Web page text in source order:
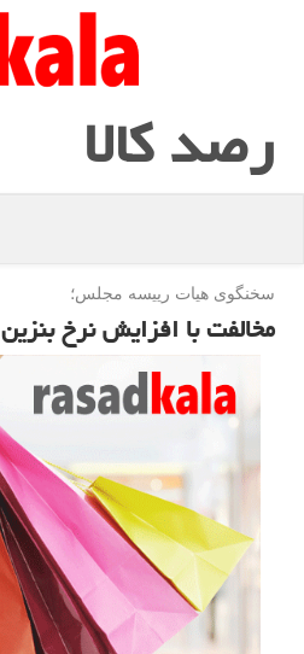
رصد كالا
سخنگوی هیات رییسه مجلس؛
مخالفت با افزایش نرخ بنزین